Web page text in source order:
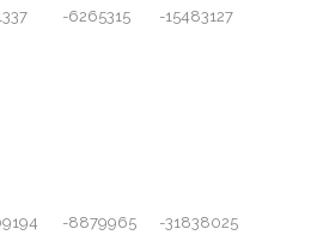
-6265315 -15483127
-8879965 -31838025